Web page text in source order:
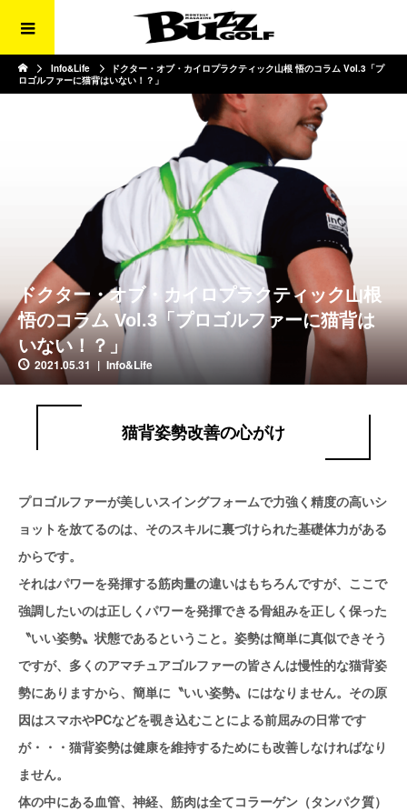
Info&Life
ドクター・オブ・カイロプラクティック山根 悟のコラム Vol.3「プ
ロゴルファーに猫背はいない！？」
ドクター・オブ・カイロプラクティック山根
悟のコラム Vol.3「プロゴルファーに猫背は
いない！？」
2021.05.31 Info&Life
猫背姿勢改善の心がけ
プロゴルファーが美しいスイングフォームで力強く精度の高いシ
ョットを放てるのは、そのスキルに裏づけられた基礎体力がある
からです。
それはパワーを発揮する筋肉量の違いはもちろんですが、ここで
強調したいのは正しくパワーを発揮できる骨組みを正しく保った
〝いい姿勢〟状態であるということ。姿勢は簡単に真似できそう
ですが、多くのアマチュアゴルファーの皆さんは慢性的な猫背姿
勢にありますから、簡単に〝いい姿勢〟にはなりません。その原
因はスマホやPCなどを覗き込むことによる前屈みの日常です
が・・・猫背姿勢は健康を維持するためにも改善しなければなり
ません。
体の中にある血管、神経、筋肉は全てコラーゲン（タンパク質）